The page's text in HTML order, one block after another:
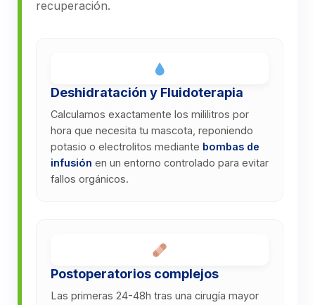
recuperación.
Deshidratación y Fluidoterapia
Calculamos exactamente los mililitros por
hora que necesita tu mascota, reponiendo
potasio o electrolitos mediante bombas de
infusión en un entorno controlado para evitar
fallos orgánicos.
Postoperatorios complejos
Las primeras 24-48h tras una cirugía mayor